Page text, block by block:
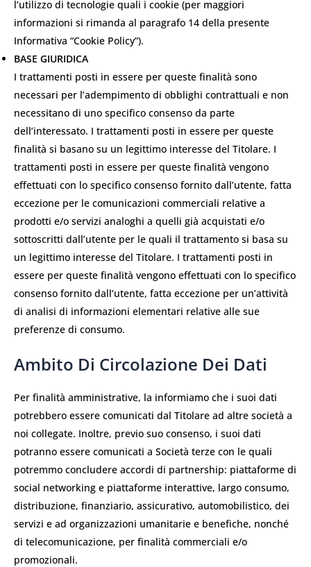
l’utilizzo di tecnologie quali i cookie (per maggiori
informazioni si rimanda al paragrafo 14 della presente
Informativa “Cookie Policy”).
BASE GIURIDICA
I trattamenti posti in essere per queste finalità sono
necessari per l’adempimento di obblighi contrattuali e non
necessitano di uno specifico consenso da parte
dell’interessato. I trattamenti posti in essere per queste
finalità si basano su un legittimo interesse del Titolare. I
trattamenti posti in essere per queste finalità vengono
effettuati con lo specifico consenso fornito dall’utente, fatta
eccezione per le comunicazioni commerciali relative a
prodotti e/o servizi analoghi a quelli già acquistati e/o
sottoscritti dall’utente per le quali il trattamento si basa su
un legittimo interesse del Titolare. I trattamenti posti in
essere per queste finalità vengono effettuati con lo specifico
consenso fornito dall’utente, fatta eccezione per un’attività
di analisi di informazioni elementari relative alle sue
preferenze di consumo.
Ambito Di Circolazione Dei Dati
Per finalità amministrative, la informiamo che i suoi dati
potrebbero essere comunicati dal Titolare ad altre società a
noi collegate. Inoltre, previo suo consenso, i suoi dati
potranno essere comunicati a Società terze con le quali
potremmo concludere accordi di partnership: piattaforme di
social networking e piattaforme interattive, largo consumo,
distribuzione, finanziario, assicurativo, automobilistico, dei
servizi e ad organizzazioni umanitarie e benefiche, nonché
di telecomunicazione, per finalità commerciali e/o
promozionali.